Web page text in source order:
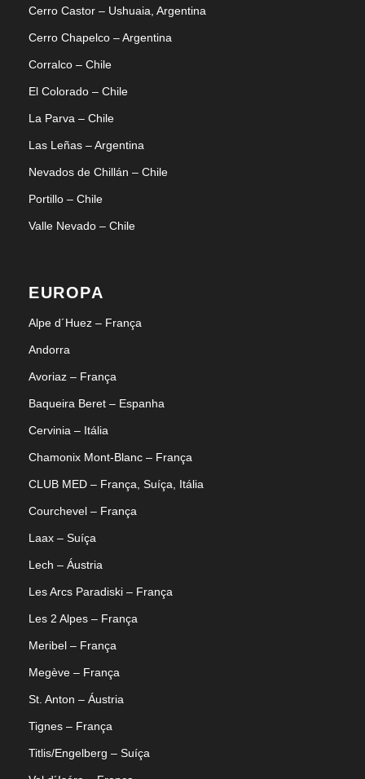
Cerro Castor – Ushuaia, Argentina
Cerro Chapelco – Argentina
Corralco – Chile
El Colorado – Chile
La Parva – Chile
Las Leñas – Argentina
Nevados de Chillán – Chile
Portillo – Chile
Valle Nevado – Chile
EUROPA
Alpe d´Huez – França
Andorra
Avoriaz – França
Baqueira Beret – Espanha
Cervinia – Itália
Chamonix Mont-Blanc – França
CLUB MED – França, Suíça, Itália
Courchevel – França
Laax – Suíça
Lech – Áustria
Les Arcs Paradiski – França
Les 2 Alpes – França
Meribel – França
Megève – França
St. Anton – Áustria
Tignes – França
Titlis/Engelberg – Suíça